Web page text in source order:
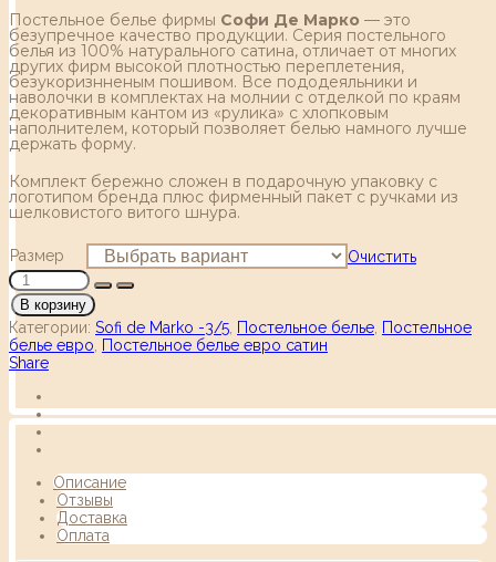
Постельное белье фирмы Софи Де Марко — это
безупречное качество продукции. Серия постельного
белья из 100% натурального сатина, отличает от многих
других фирм высокой плотностью переплетения,
безукоризнненым пошивом. Все пододеяльники и
наволочки в комплектах на молнии с отделкой по краям
декоративным кантом из «рулика» с хлопковым
наполнителем, который позволяет белью намного лучше
держать форму.
Комплект бережно сложен в подарочную упаковку с
логотипом бренда плюс фирменный пакет с ручками из
шелковистого витого шнура.
Размер Очистить
В корзину
Категории: Sofi de Marko -3/5 Постельное белье Постельное
белье евро
Постельное белье евро сатин
Share
Описание
Отзывы
Доставка
Оплата